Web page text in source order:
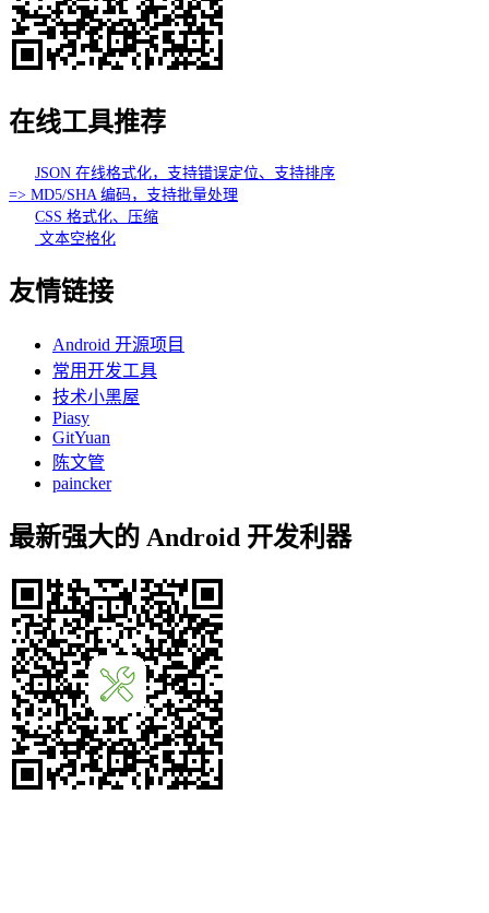
在线工具推荐
JSON 在线格式化，支持错误定位、支持排序
=> MD5/SHA 编码，支持批量处理
CSS 格式化、压缩
文本空格化
友情链接
Android 开源项目
常用开发工具
技术小黑屋
Piasy
GitYuan
陈文管
paincker
最新强大的 Android 开发利器